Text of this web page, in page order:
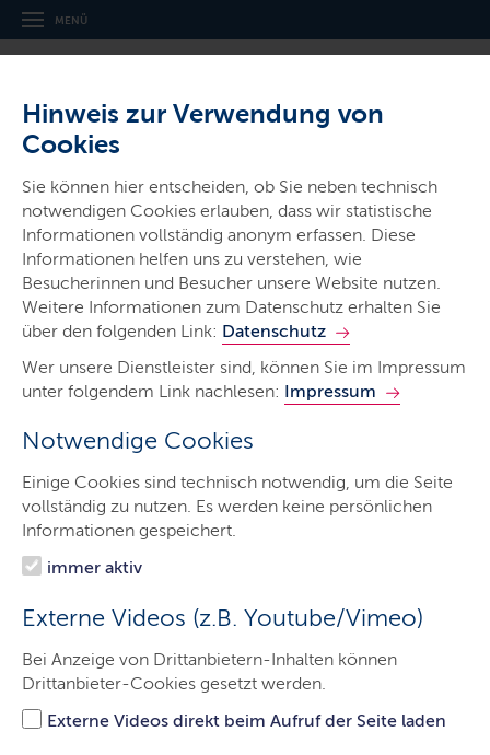
Hinweis zur Verwendung von
Cookies
Sie können hier entscheiden, ob Sie neben technisch
notwendigen Cookies erlauben, dass wir statistische
Informationen vollständig anonym erfassen. Diese
Informationen helfen uns zu verstehen, wie
Besucherinnen und Besucher unsere Website nutzen.
Weitere Informationen zum Datenschutz erhalten Sie
über den folgenden Link: Datenschutz
Wer unsere Dienstleister sind, können Sie im Impressum
unter folgendem Link nachlesen: Impressum
Notwendige Cookies
Einige Cookies sind technisch notwendig, um die Seite
vollständig zu nutzen. Es werden keine persönlichen
Informationen gespeichert.
immer aktiv
Externe Videos (z.B. Youtube/Vimeo)
Bei Anzeige von Drittanbietern-Inhalten können
Drittanbieter-Cookies gesetzt werden.
Externe Videos direkt beim Aufruf der Seite laden
MENÜ
Thema
Windenergienutzung
(Räumliche Steuerung)
Start
Regionalpläne Windenergie
Gemeindeöffnungsklausel
Aktuelles
(Räumliche Steuerung)
Eine geordnete räumliche Entwicklung der